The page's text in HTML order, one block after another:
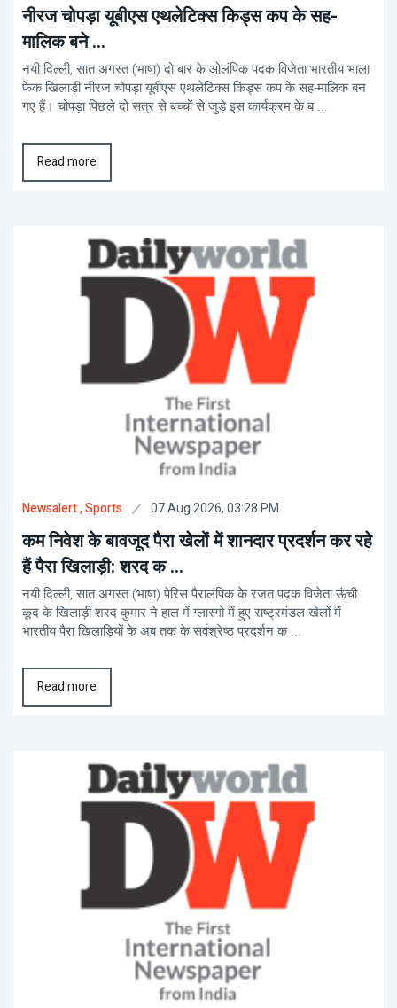
नीरज चोपड़ा यूबीएस एथलेटिक्स किड्स कप के सह-
मालिक बने ...
नयी दिल्ली, सात अगस्त (भाषा) दो बार के ओलंपिक पदक विजेता भारतीय भाला
फेंक खिलाड़ी नीरज चोपड़ा यूबीएस एथलेटिक्स किड्स कप के सह-मालिक बन
गए हैं। चोपड़ा पिछले दो सत्र से बच्चों से जुड़े इस कार्यक्रम के ब ...
Read more
Newsalert, Sports 07 Aug 2026, 03:28 PM
कम निवेश के बावजूद पैरा खेलों में शानदार प्रदर्शन कर रहे
हैं पैरा खिलाड़ी: शरद क ...
नयी दिल्ली, सात अगस्त (भाषा) पेरिस पैरालंपिक के रजत पदक विजेता ऊंची
कूद के खिलाड़ी शरद कुमार ने हाल में ग्लास्गो में हुए राष्ट्रमंडल खेलों में
भारतीय पैरा खिलाड़ियों के अब तक के सर्वश्रेष्ठ प्रदर्शन क ...
Read more